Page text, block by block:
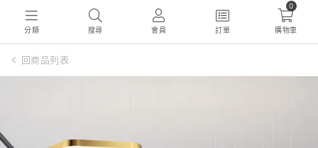
分類 搜尋 會員 訂單
0
購物車
回商品列表